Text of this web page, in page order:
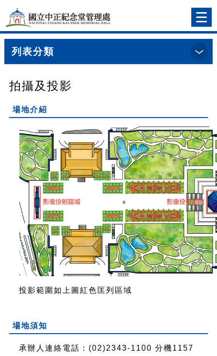
跳到主要內容
網站導覽
前往首頁
列表分類
::: 首頁>場地預約明細
拍攝及投影
場地介紹
投影範圍如上圖紅色匡列區域
場地須知
承辦人連絡電話：(02)2343-1100 分機1157